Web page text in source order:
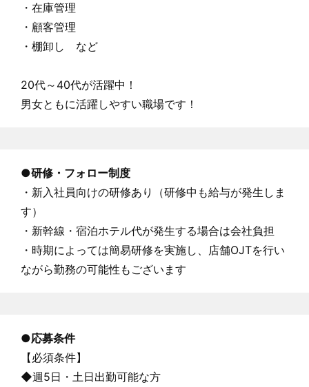
・在庫管理
・顧客管理
・棚卸し など
20代～40代が活躍中！
男女ともに活躍しやすい職場です！
●研修・フォロー制度
・新入社員向けの研修あり（研修中も給与が発生しま
す）
・新幹線・宿泊ホテル代が発生する場合は会社負担
・時期によっては簡易研修を実施し、店舗OJTを行い
ながら勤務の可能性もございます
●応募条件
【必須条件】
◆週5日・土日出勤可能な方